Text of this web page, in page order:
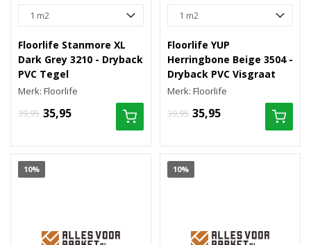
Floorlife Stanmore XL
Dark Grey 3210 - Dryback
PVC Tegel
Merk: Floorlife
39,95 35,95
Floorlife YUP
Herringbone Beige 3504 -
Dryback PVC Visgraat
Merk: Floorlife
39,95 35,95
10% 10%